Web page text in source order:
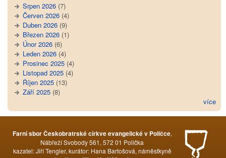
Srpen 2026 (7)
Červen 2026 (4)
Duben 2026 (9)
Březen 2026 (1)
Únor 2026 (6)
Leden 2026 (4)
Prosinec 2025 (4)
Listopad 2025 (4)
Říjen 2025 (13)
Září 2025 (8)
více
Farní sbor Českobratrské církve evangelické v Poličce,
Nábřeží Svobody 561, 572 01 Polička
kazatel: Jiří Tengler, kurátor: Hana Bartošová, náměstkyně